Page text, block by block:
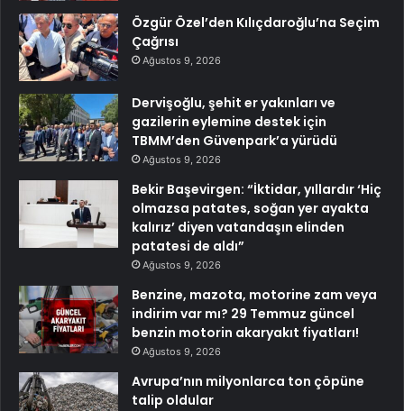
Özgür Özel’den Kılıçdaroğlu’na Seçim
Çağrısı
Ağustos 9, 2026
Dervişoğlu, şehit er yakınları ve
gazilerin eylemine destek için
TBMM’den Güvenpark’a yürüdü
Ağustos 9, 2026
Bekir Başevirgen: “İktidar, yıllardır ‘Hiç
olmazsa patates, soğan yer ayakta
kalırız’ diyen vatandaşın elinden
patatesi de aldı”
Ağustos 9, 2026
Benzine, mazota, motorine zam veya
indirim var mı? 29 Temmuz güncel
benzin motorin akaryakıt fiyatları!
Ağustos 9, 2026
Avrupa’nın milyonlarca ton çöpüne
talip oldular